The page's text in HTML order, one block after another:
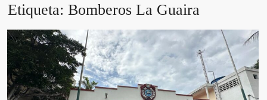
Etiqueta:Bomberos La Guaira